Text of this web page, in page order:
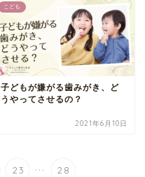
こども
子どもが嫌がる歯みがき、ど
うやってさせるの？
2021年6月10日
23 ... 28